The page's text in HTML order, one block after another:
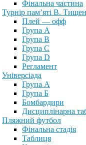
Фінальна частина
Турнір пам’яті В.
Плей — офф
Група А
Група B
Група С
Група D
Регламент
Універсіада
Група А
Група Б
Бомбардири
Дисциплінарна
Пляжний футбол
Фінальна стадія
Таблиця